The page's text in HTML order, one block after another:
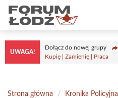
Przejdź
treści
UWAGA!
Dołącz do nowej grupy
Kupię | Zamienię | Praca
Strona główna / Kronika Policyjna